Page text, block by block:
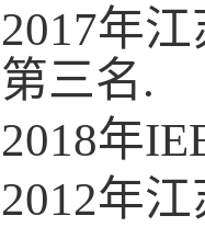
2017年
三名.
2018年
2012年